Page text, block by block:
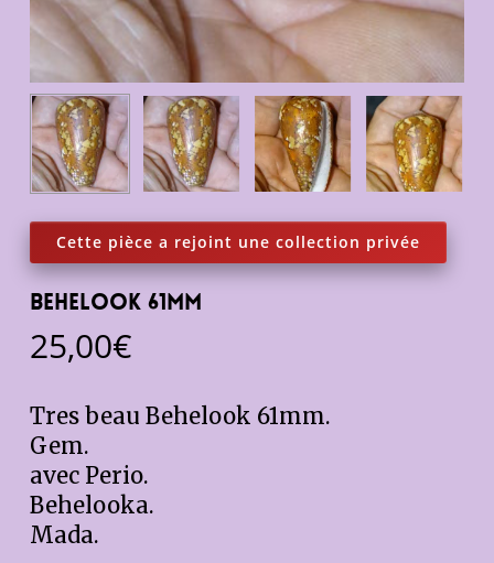
Behelook 61mm
25,00€
Tres beau Behelook 61mm.
Gem.
avec Perio.
Behelooka.
Mada.